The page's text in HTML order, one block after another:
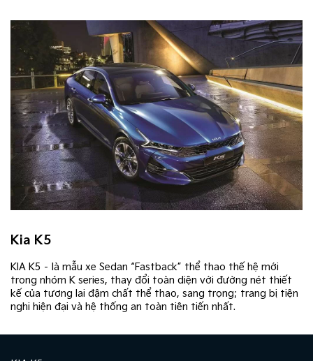
Kia K5
KIA K5 – là mẫu xe Sedan “Fastback” thể thao thế hệ mới
trong nhóm K series, thay đổi toàn diện với đường nét thiết
kế của tương lai đậm chất thể thao, sang trọng; trang bị tiện
nghi hiện đại và hệ thống an toàn tiên tiến nhất.​